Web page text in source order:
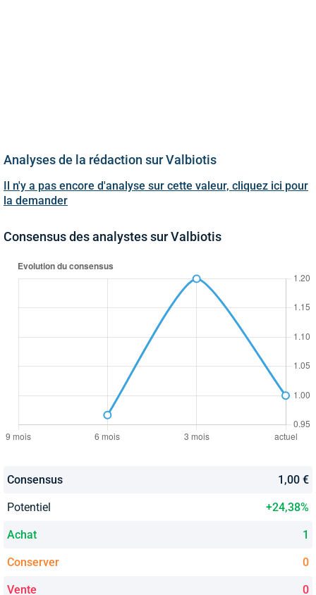
Analyses de la rédaction sur Valbiotis
Il n'y a pas encore d'analyse sur cette valeur, cliquez ici pour
la demander
Consensus des analystes sur Valbiotis
Consensus 1,00 €
Potentiel +24,38%
Achat 1
Conserver 0
Vente 0